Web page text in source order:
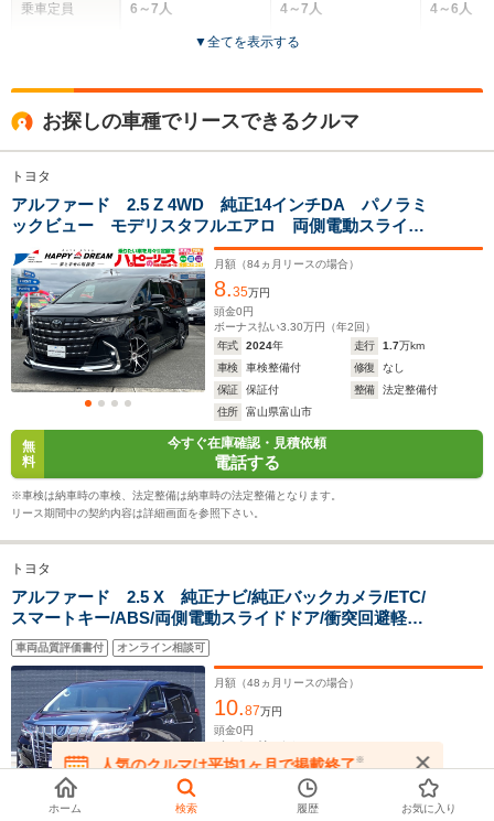
乗車定員
サイズ
WLTCモード
燃費
排気量
駆動方式
6～7人
1.95m
全幅
1.85m
全長
5m
ホイールベース
10.2～17.8km/L
└市街地:7.1～
15.6km/L
19.6km/L
└高速道路:12.2～
FF、4WD
4～7人
5ドア
1.91m
全幅
1.83m～1.84m
全長
4.87m～4.89m
ホイールベース
4WD
4～6人
└市街地
└郊外
▼全てを表示する
お探しの車種でリースできるクルマ
トヨタ
アルファード 2.5 Z 4WD 純正14インチDA パノラミ
ックビュー モデリスタフルエアロ 両側電動スライド
ドア ワイヤレス充電 ユニバーサルステップ BSM
電動オットマンシート シートヒーター&エアコン
ACC 社外21インチAW
月額（84ヵ月リースの場合）
8.35万円
頭金0円
ボーナス払い3.30万円（年2 回）
年式
2024年 走行 1.7万km
車検
車検整備付 修復
なし
保証
保証付 整備
法定整備付
住所
富山県富山市
無
料
今すぐ在庫確認・見積依頼
電話する
※車検は納車時の車検、法定整備は納車時の法定整備となります。
リース期間中の契約内容は詳細画面を参照下さい。
トヨタ
アルファード 2.5 X 純正ナビ/純正バックカメラ/ETC/
スマートキー/ABS/両側電動スライドドア/衝突回避軽減/
横滑り防止装置/PS/PW
車両品質評価書付 オンライン相談可
月額（48 ヵ月リースの場合）
10.87万円
頭金0円
ボーナス払いなし
年式
2022年 走行
万km
車検整備付
法定整備付
人気のクルマは平均1ヶ月で掲載終了※
在庫が無くなる前にお問い合わせください
ホーム 検索 履歴 お気に入り